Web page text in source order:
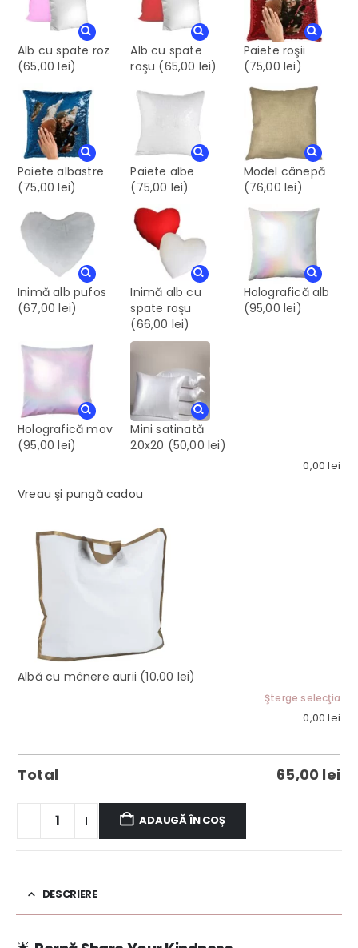
Alb cu spate roz
(65,00 lei)
Alb cu spate
roşu (65,00 lei)
Paiete roşii
(75,00 lei)
Paiete albastre
(75,00 lei)
Paiete albe
(75,00 lei)
Model cânepă
(76,00 lei)
Inimă alb pufos
(67,00 lei)
Inimă alb cu
spate roşu
(66,00 lei)
Holografică alb
(95,00 lei)
Holografică mov
(95,00 lei)
Mini satinată
20x20 (50,00 lei)
0,00lei
Vreau şi pungă cadou
Albă cu mânere aurii (10,00 lei)
Şterge selecţia
0,00lei
Total 65,00 lei
ADAUGĂ ÎN COȘ
DESCRIERE